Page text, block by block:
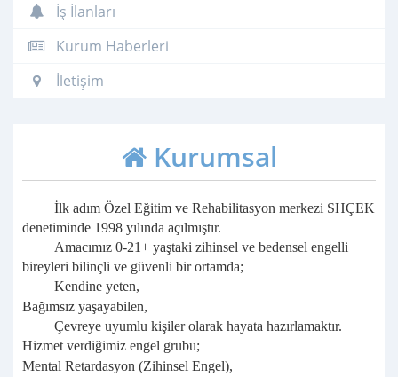
İş İlanları
Kurum Haberleri
İletişim
Kurumsal
İlk adım Özel Eğitim ve Rehabilitasyon merkezi SHÇEK
denetiminde 1998 yılında açılmıştır.
Amacımız 0-21+ yaştaki zihinsel ve bedensel engelli
bireyleri bilinçli ve güvenli bir ortamda;
Kendine yeten,
Bağımsız yaşayabilen,
Çevreye uyumlu kişiler olarak hayata hazırlamaktır.
Hizmet verdiğimiz engel grubu;
Mental Retardasyon (Zihinsel Engel),